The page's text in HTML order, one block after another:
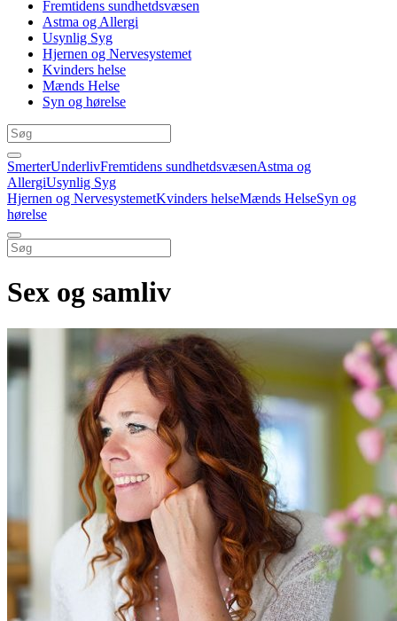
Fremtidens sundhetdsvæsen
Astma og Allergi
Usynlig Syg
Hjernen og Nervesystemet
Kvinders helse
Mænds Helse
Syn og hørelse
SmerterUnderlivFremtidens sundhetdsvæsenAstma og
AllergiUsynlig Syg
Hjernen og NervesystemetKvinders helseMænds HelseSyn og
hørelse
Sex og samliv